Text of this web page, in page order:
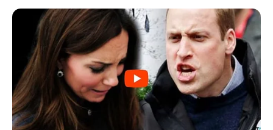
WhatsApp: Rede do JASB
| Lei que garante o pagamento do IFA
- Incentivo Financeiro Adicional aos
Agentes Comunitários de
Saúde e Agentes de Combate às Endemias, no Município de Porto
Rico, PR.